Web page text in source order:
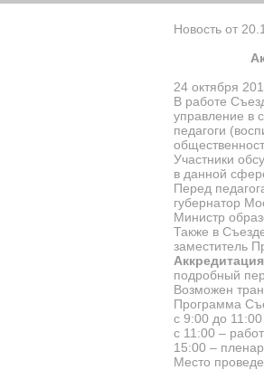
Новость от
24 октября
В работе
управление в
педагоги
Участники
в данной
Перед
губернатор
Министр
Также в
заместитель
подробный
Возможен
Программа
с 9:00 до 11:00
с 11:00 –
15:00 –
Место